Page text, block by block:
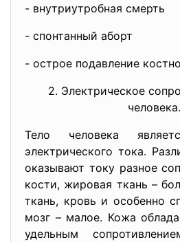
- внутриутробная смерть
- спонтанный аборт
- острое подавление
2. Электрическое
человека.
Тело человека
электрического тока.
оказывают току разное
кости, жировая ткань –
ткань, кровь и особенно
мозг – малое. Кожа
удельным